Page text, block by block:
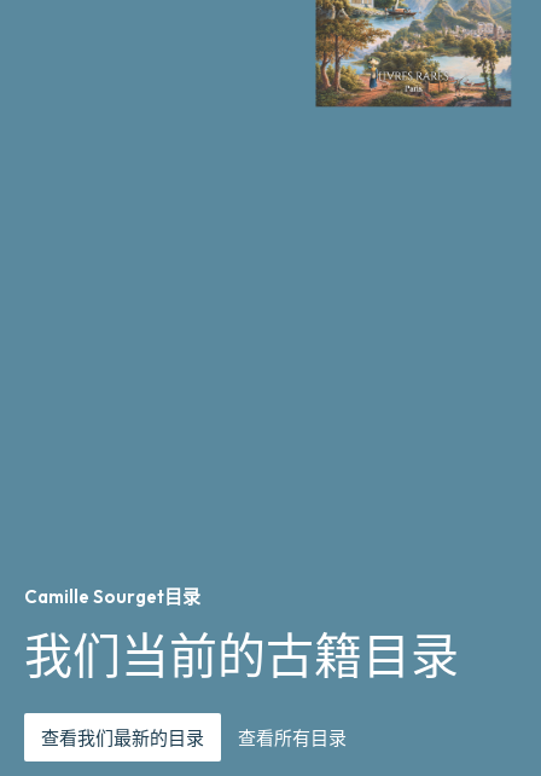
Camille Sourget目录
我们当前的古籍目录
查看我们最新的目录 查看所有目录